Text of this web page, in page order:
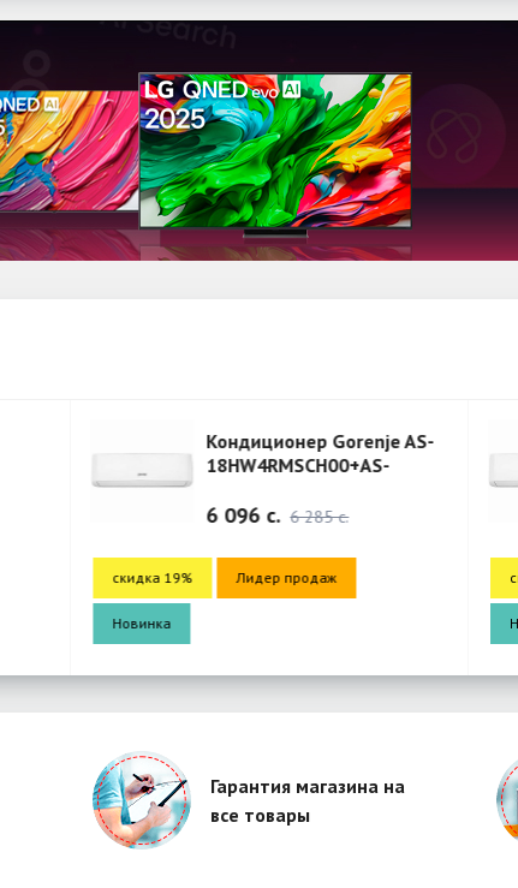
Кондиционер Gorenje AS-
18HW4RMSCH00+AS-
18HW4RMSCH00 (Mercury)
6 096 c. 6 285 c.
скидка 19% Лидер продаж
Новинка
Гарантия магазина на
все товары